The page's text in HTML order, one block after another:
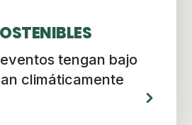
tengan bajo
climáticamente